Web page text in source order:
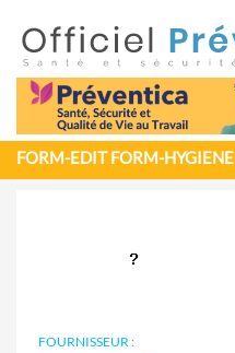
FORM-EDIT FORM-HYGIENE
FOURNISSEUR :